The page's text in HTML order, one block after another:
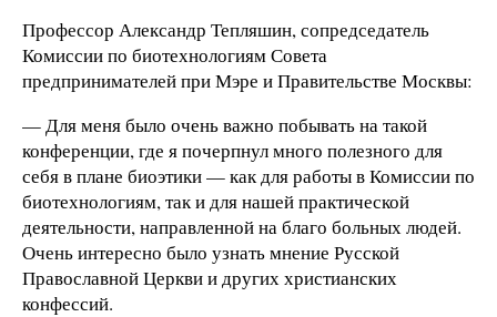
Профессор Александр Тепляшин, сопредседатель
Комиссии по биотехнологиям Совета
предпринимателей при Мэре и Правительстве Москвы:
— Для меня было очень важно побывать на такой
конференции, где я почерпнул много полезного для
себя в плане биоэтики — как для работы в Комиссии по
биотехнологиям, так и для нашей практической
деятельности, направленной на благо больных людей.
Очень интересно было узнать мнение Русской
Православной Церкви и других христианских
конфессий.